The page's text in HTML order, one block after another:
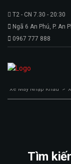
T2 - CN 7.30 - 20:30
Ngã 6 An Phú, P. An
0967 777 888
Xe Máy Nhập Khẩu >
Tìm